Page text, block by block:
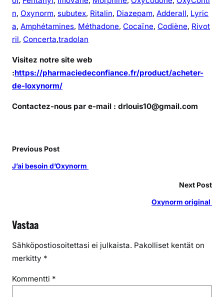
n, Oxynorm, subutex, Ritalin, Diazepam, Adderall, Lyric
a, Amphétamines, Méthadone, Cocaïne, Codiène, Rivot
ril, Concerta,tradolan
Visitez notre site web
:https://pharmaciedeconfiance.fr/product/acheter-
de-loxynorm/
Contactez-nous par e-mail : drlouis10@gmail.com
Previous Post
J’ai besoin d’Oxynorm
Next Post
Oxynorm original
Vastaa
Sähköpostiosoitettasi ei julkaista. Pakolliset kentät on
merkitty *
Kommentti *